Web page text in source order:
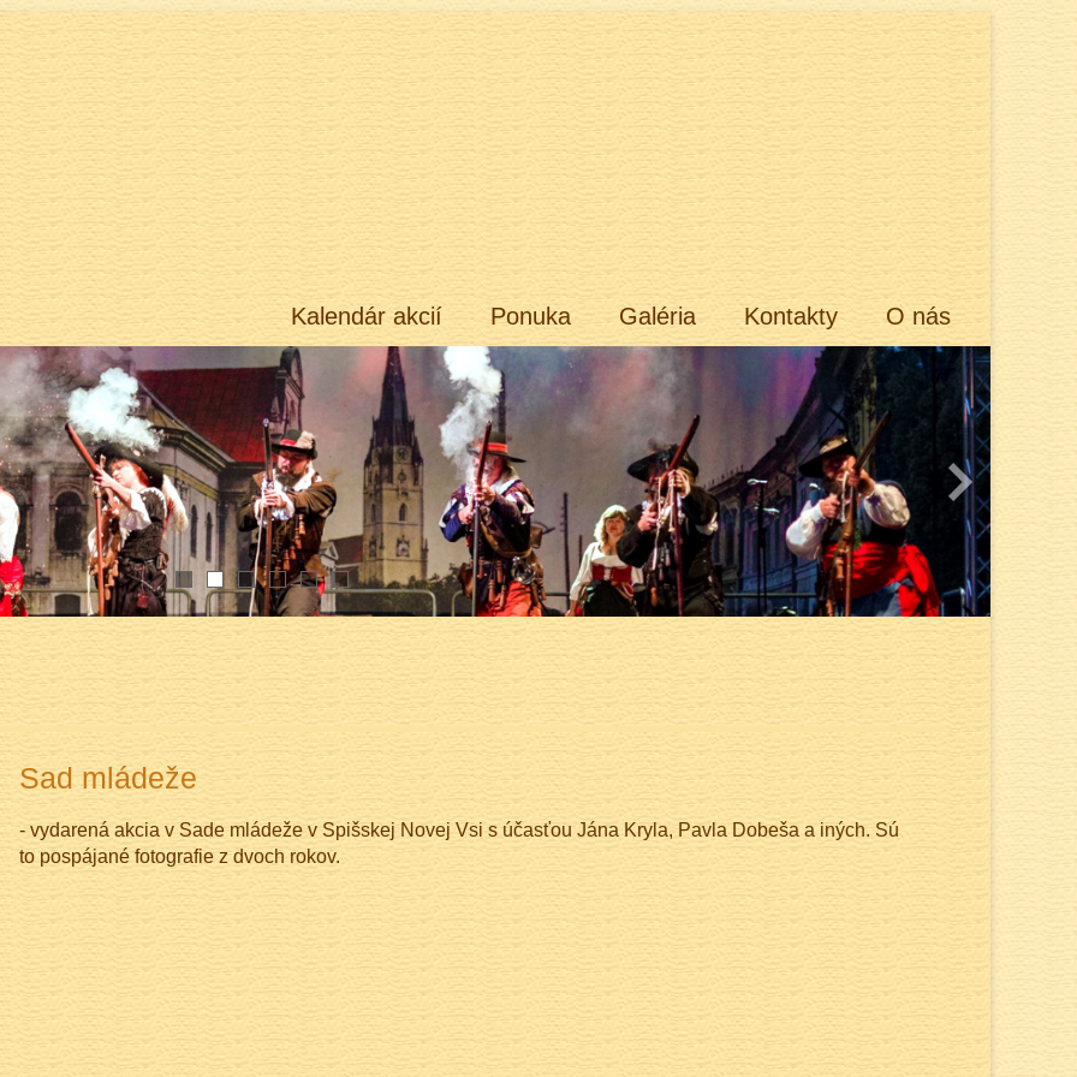
Kalendár akcií Ponuka Galéria Kontakty O nás
Next
4 5 6
Sad mládeže
- vydarená akcia v Sade mládeže v Spišskej Novej Vsi s účasťou Jána Kryla, Pavla Dobeša a iných. Sú
to pospájané fotografie z dvoch rokov.